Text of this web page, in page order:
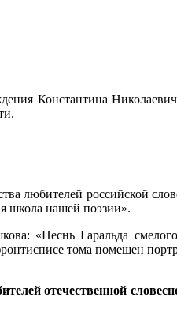
Константина
любителей российской
школа нашей поэзии».
«Песнь Гаральда
тома помещен
отечественной